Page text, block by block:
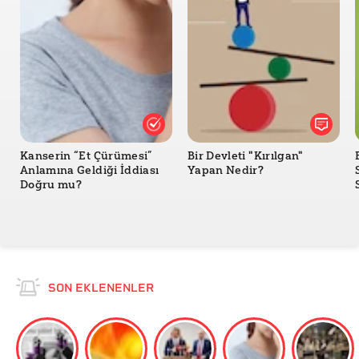
Kanserin “Et Çürümesi”
Anlamına Geldiği İddiası
Doğru mu?
Bir Devleti "Kırılgan"
Yapan Nedir?
SON EKLENENLER